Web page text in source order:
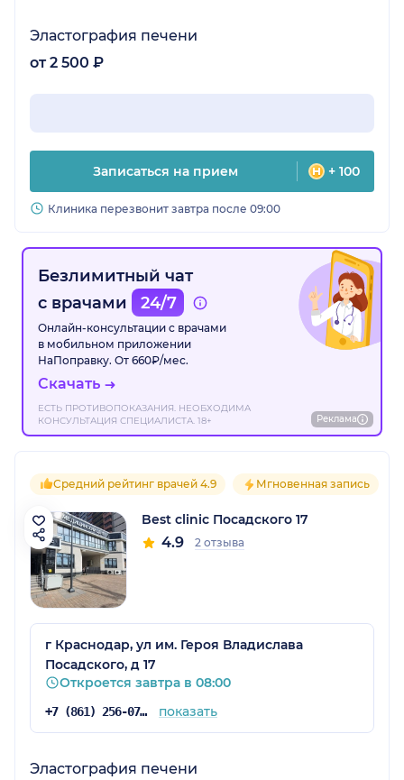
Эластография печени
от 2 500 ₽
Записаться на прием + 100
Клиника перезвонит завтра после 09:00
Безлимитный чат
с врачами
24/7
Онлайн-консультации с врачами
в мобильном приложении
НаПоправку. От 660₽/мес.
Скачать
ЕСТЬ ПРОТИВОПОКАЗАНИЯ. НЕОБХОДИМА
КОНСУЛЬТАЦИЯ СПЕЦИАЛИСТА. 18+
Реклама
Средний рейтинг врачей 4.9 Мгновенная запись
Best clinic Посадского 17
4.9 2 отзыва
г Краснодар, ул им. Героя Владислава
Посадского, д 17
Откроется завтра в 08:00
+7 (861) 256-07-34 показать
Эластография печени